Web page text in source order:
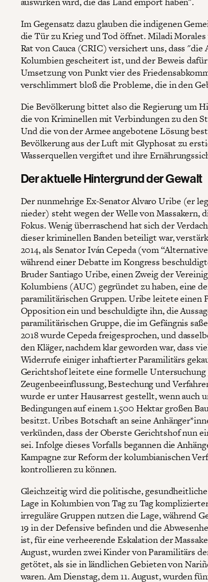
Im Gegensatz dazu glauben die indigenen
die Tür zu Krieg und Tod öffnet. Miladi
Rat von Cauca (CRIC) versichert uns, dass
Kolumbien gescheitert ist, und der Beweis
Umsetzung von Punkt vier des
verschlimmert bloß die Probleme, die in den
Die Bevölkerung bittet also die Regierung um
die von Kriminellen mit Verbindungen zu den
Und die von der Armee angebotene Lösung
Bevölkerung aus der Luft mit Glyphosat zu
Wasserquellen vergiftet und ihre
Der aktuelle Hintergrund der Gewalt
Der nunmehrige Ex-Senator Alvaro Uribe (er
nieder) steht wegen der Welle von Massakern,
Fokus. Wenig überraschend hat sich der
dieser kriminellen Banden beteiligt war,
2014, als Senator Iván Cepeda (vom
während einer Debatte im Kongress
Bruder Santiago Uribe, einen Zweig der
Kolumbiens (AUC) gegründet zu haben, eine
paramilitärischen Gruppen. Uribe leitete einen
Opposition ein und beschuldigte ihn, die
paramilitärischen Gruppe, die im Gefängnis
2018 wurde Cepeda freigesprochen, und
den Kläger, nachdem klar geworden war, dass
Widerrufe einiger inhaftierter Paramilitärs
Gerichtshof leitete eine formelle Untersuchung
Zeugenbeeinflussung, Bestechung und
wurde er unter Hausarrest gestellt, wenn auch
Bedingungen auf einem 1.500 Hektar großen
besitzt. Uribes Botschaft an seine
verkünden, dass der Oberste Gerichtshof nun
sei. Infolge dieses Vorfalls begannen die
Kampagne zur Reform der kolumbianischen
kontrollieren zu können.
Gleichzeitig wird die politische,
Lage in Kolumbien von Tag zu Tag
irreguläre Gruppen nutzen die Lage, während
19 in der Defensive befinden und die
ist, für eine verheerende Eskalation der
August, wurden zwei Kinder von Paramilitärs
getötet, als sie in ländlichen Gebieten von
waren. Am Dienstag, dem 11. August, wurden